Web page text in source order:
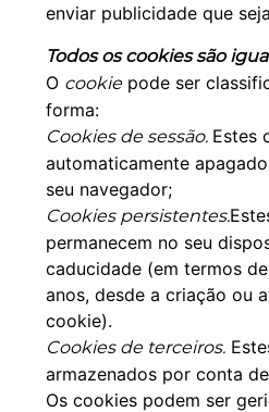
enviar publicidade que
Todos os cookies são
O cookiepode ser
forma:
Cookies de sessão. Estes
automaticamente
seu navegador;
Cookies persistentes.
permanecem no seu
caducidade (em termos
anos, desde a criação ou
cookie).
Cookies de terceiros.
armazenados por conta
Os cookies podem ser